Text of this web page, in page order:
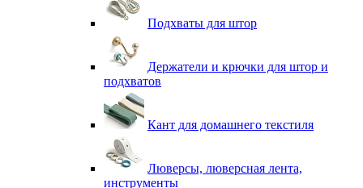
Подхваты для штор
Держатели и крючки для штор и
подхватов
Кант для домашнего текстиля
Люверсы, люверсная лента,
инструменты